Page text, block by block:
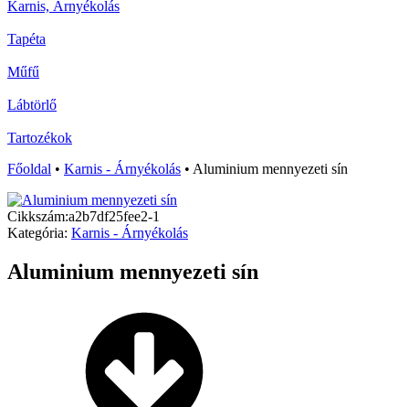
Karnis, Árnyékolás
Tapéta
Műfű
Lábtörlő
Tartozékok
Főoldal • Karnis - Árnyékolás • Aluminium mennyezeti sín
Cikkszám:a2b7df25fee2-1
Kategória: Karnis - Árnyékolás
Aluminium mennyezeti sín